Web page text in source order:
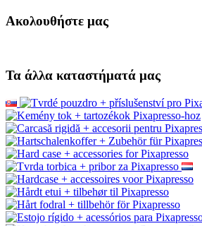
Ακολουθήστε μας
Τα άλλα καταστήματά μας